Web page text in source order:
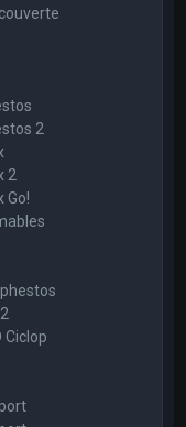
2
2
Go!
Ciclop